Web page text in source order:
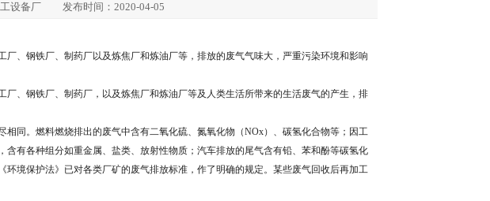
工设备厂 发布时间：2020-04-05
、钢铁厂、制药厂以及炼焦厂和炼油厂等，排放的废气气味大，严重污染环境和影响
、钢铁厂、制药厂，以及炼焦厂和炼油厂等及人类生活所带来的生活废气的产生，排
同。燃料燃烧排出的废气中含有二氧化硫、氮氧化物（NOx）、碳氢化合物等；因工
有各种组分如重金属、盐类、放射性物质；汽车排放的尾气含有铅、苯和酚等碳氢化
境保护法》已对各类厂矿的废气排放标准，作了明确的规定。某些废气回收后再加工